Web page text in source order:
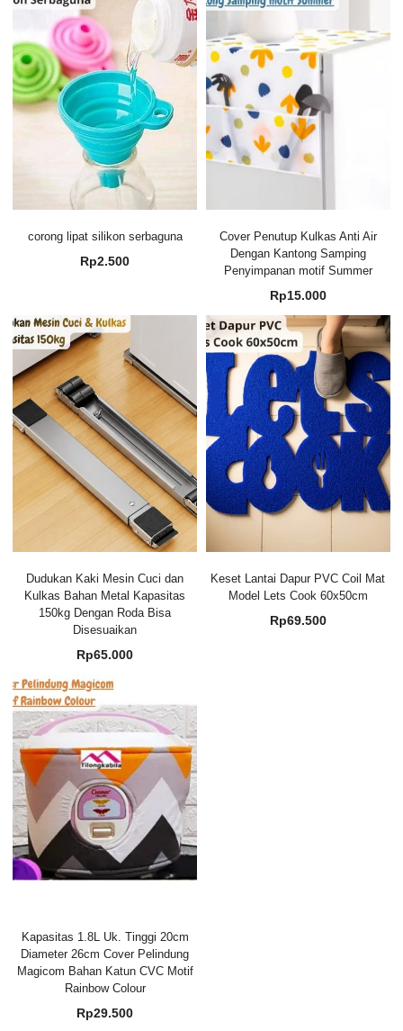
corong lipat silikon serbaguna
Rp2.500
Cover Penutup Kulkas Anti Air
Dengan Kantong Samping
Penyimpanan motif Summer
Rp15.000
Dudukan Kaki Mesin Cuci dan
Kulkas Bahan Metal Kapasitas
150kg Dengan Roda Bisa
Disesuaikan
Rp65.000
Keset Lantai Dapur PVC Coil Mat
Model Lets Cook 60x50cm
Rp69.500
Kapasitas 1.8L Uk. Tinggi 20cm
Diameter 26cm Cover Pelindung
Magicom Bahan Katun CVC Motif
Rainbow Colour
Rp29.500